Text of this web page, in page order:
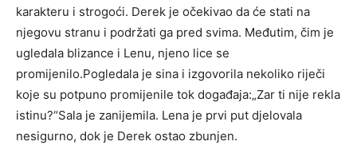
karakteru i strogoći. Derek je očekivao da će stati na
njegovu stranu i podržati ga pred svima. Međutim, čim je
ugledala blizance i Lenu, njeno lice se
promijenilo.Pogledala je sina i izgovorila nekoliko riječi
koje su potpuno promijenile tok događaja:„Zar ti nije rekla
istinu?“Sala je zanijemila. Lena je prvi put djelovala
nesigurno, dok je Derek ostao zbunjen.